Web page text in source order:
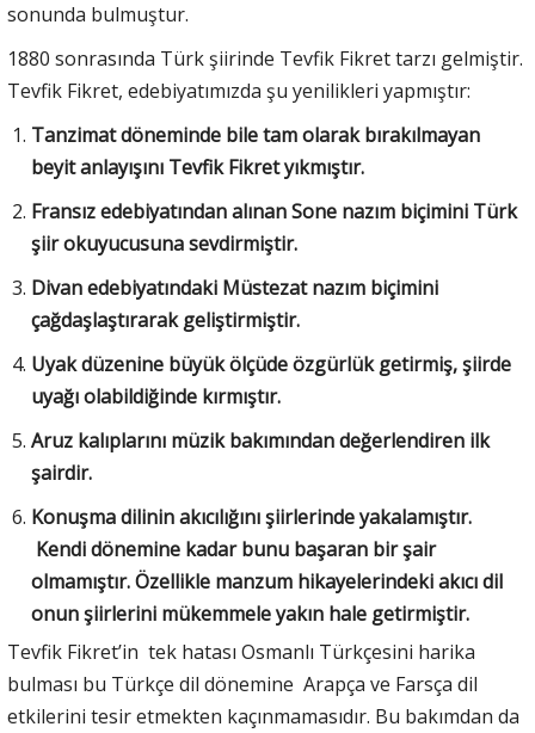
sonunda bulmuştur.
1880 sonrasında Türk şiirinde Tevfik Fikret tarzı gelmiştir.
Tevfik Fikret, edebiyatımızda şu yenilikleri yapmıştır:
Tanzimat döneminde bile tam olarak bırakılmayan
beyit anlayışını Tevfik Fikret yıkmıştır.
Fransız edebiyatından alınan Sone nazım biçimini Türk
şiir okuyucusuna sevdirmiştir.
Divan edebiyatındaki Müstezat nazım biçimini
çağdaşlaştırarak geliştirmiştir.
Uyak düzenine büyük ölçüde özgürlük getirmiş, şiirde
uyağı olabildiğinde kırmıştır.
Aruz kalıplarını müzik bakımından değerlendiren ilk
şairdir.
Konuşma dilinin akıcılığını şiirlerinde yakalamıştır.
Kendi dönemine kadar bunu başaran bir şair
olmamıştır.Özellikle manzum hikayelerindeki akıcı dil
onun şiirlerini mükemmele yakın hale getirmiştir.
Tevfik Fikret’in tek hatası Osmanlı Türkçesini harika
bulması bu Türkçe dil dönemine Arapça ve Farsça dil
etkilerini tesir etmekten kaçınmamasıdır. Bu bakımdan da